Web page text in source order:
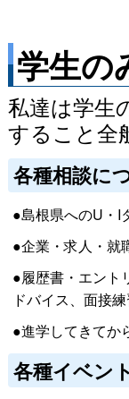
学生の
私達は学生
すること全
各種相談に
●島根県へのU・I
●企業・求人・就
●履歴書・エント
ドバイス、面接
●進学してきてか
各種イベン